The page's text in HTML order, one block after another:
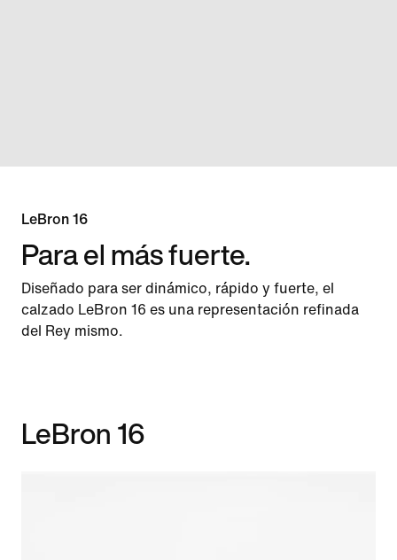
LeBron 16
Para el más fuerte.
Diseñado para ser dinámico, rápido y fuerte, el
calzado LeBron 16 es una representación refinada
del Rey mismo.
LeBron 16